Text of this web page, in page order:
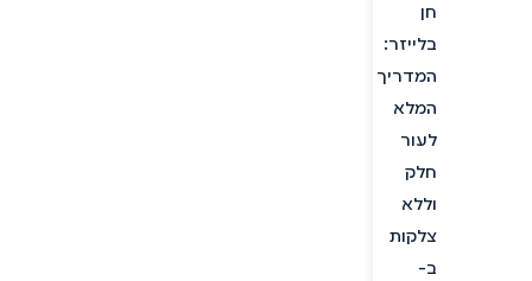
חן
בלייזר:
המדריך
המלא
לעור
חלק
וללא
צלקות
ב-